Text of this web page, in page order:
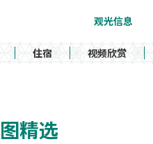
观光信息
住宿 视频欣赏
精选